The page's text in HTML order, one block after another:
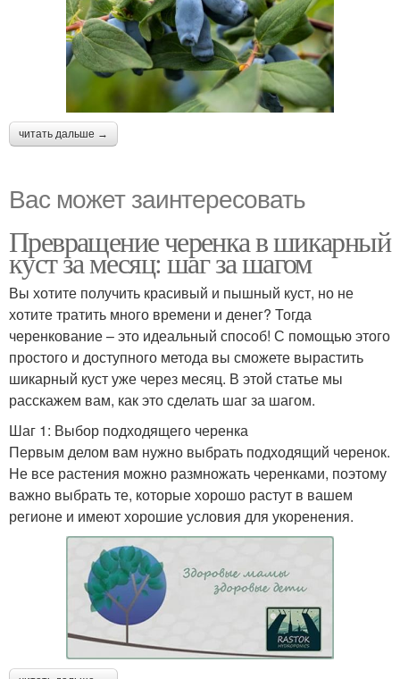
читать дальше →
Вас может заинтересовать
Превращение черенка в шикарный
куст за месяц: шаг за шагом
Вы хотите получить красивый и пышный куст, но не
хотите тратить много времени и денег? Тогда
черенкование – это идеальный способ! С помощью этого
простого и доступного метода вы сможете вырастить
шикарный куст уже через месяц. В этой статье мы
расскажем вам, как это сделать шаг за шагом.
Шаг 1: Выбор подходящего черенка
Первым делом вам нужно выбрать подходящий черенок.
Не все растения можно размножать черенками, поэтому
важно выбрать те, которые хорошо растут в вашем
регионе и имеют хорошие условия для укоренения.